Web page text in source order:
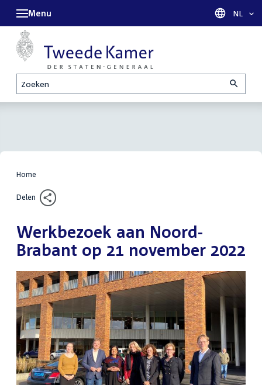
Zoeken
Menu Taal
NL
Home
Delen
Werkbezoek aan Noord-
Brabant op 21 november 2022